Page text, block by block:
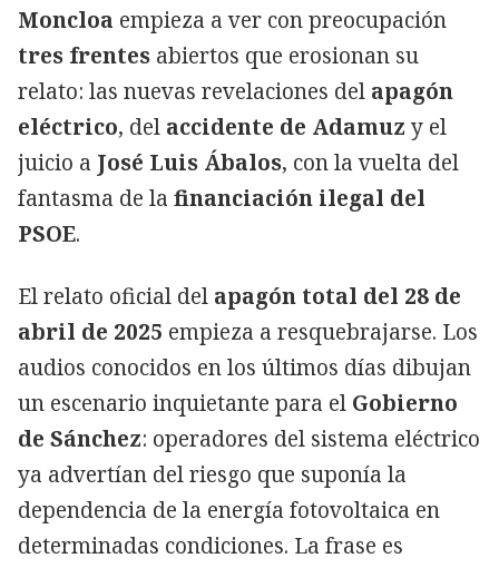
Moncloa empieza a ver con preocupación
tres frentes abiertos que erosionan su
relato: las nuevas revelaciones del apagón
eléctrico, del accidente de Adamuz y el
juicio a José Luis Ábalos, con la vuelta del
fantasma de la financiación ilegal del
PSOE.
El relato oficial del apagón total del 28 de
abril de 2025 empieza a resquebrajarse. Los
audios conocidos en los últimos días dibujan
un escenario inquietante para el Gobierno
de Sánchez: operadores del sistema eléctrico
ya advertían del riesgo que suponía la
dependencia de la energía fotovoltaica en
determinadas condiciones. La frase es